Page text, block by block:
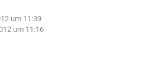
HARDWARE
INSTAGRAM
IOS
um 11:39
um 11:16